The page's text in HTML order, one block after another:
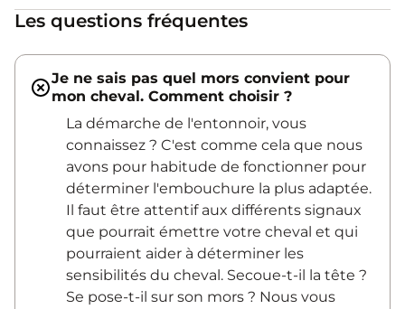
Les questions fréquentes
Je ne sais pas quel mors convient pour
mon cheval. Comment choisir ?
La démarche de l'entonnoir, vous
connaissez ? C'est comme cela que nous
avons pour habitude de fonctionner pour
déterminer l'embouchure la plus adaptée.
Il faut être attentif aux différents signaux
que pourrait émettre votre cheval et qui
pourraient aider à déterminer les
sensibilités du cheval. Secoue-t-il la tête ?
Se pose-t-il sur son mors ? Nous vous